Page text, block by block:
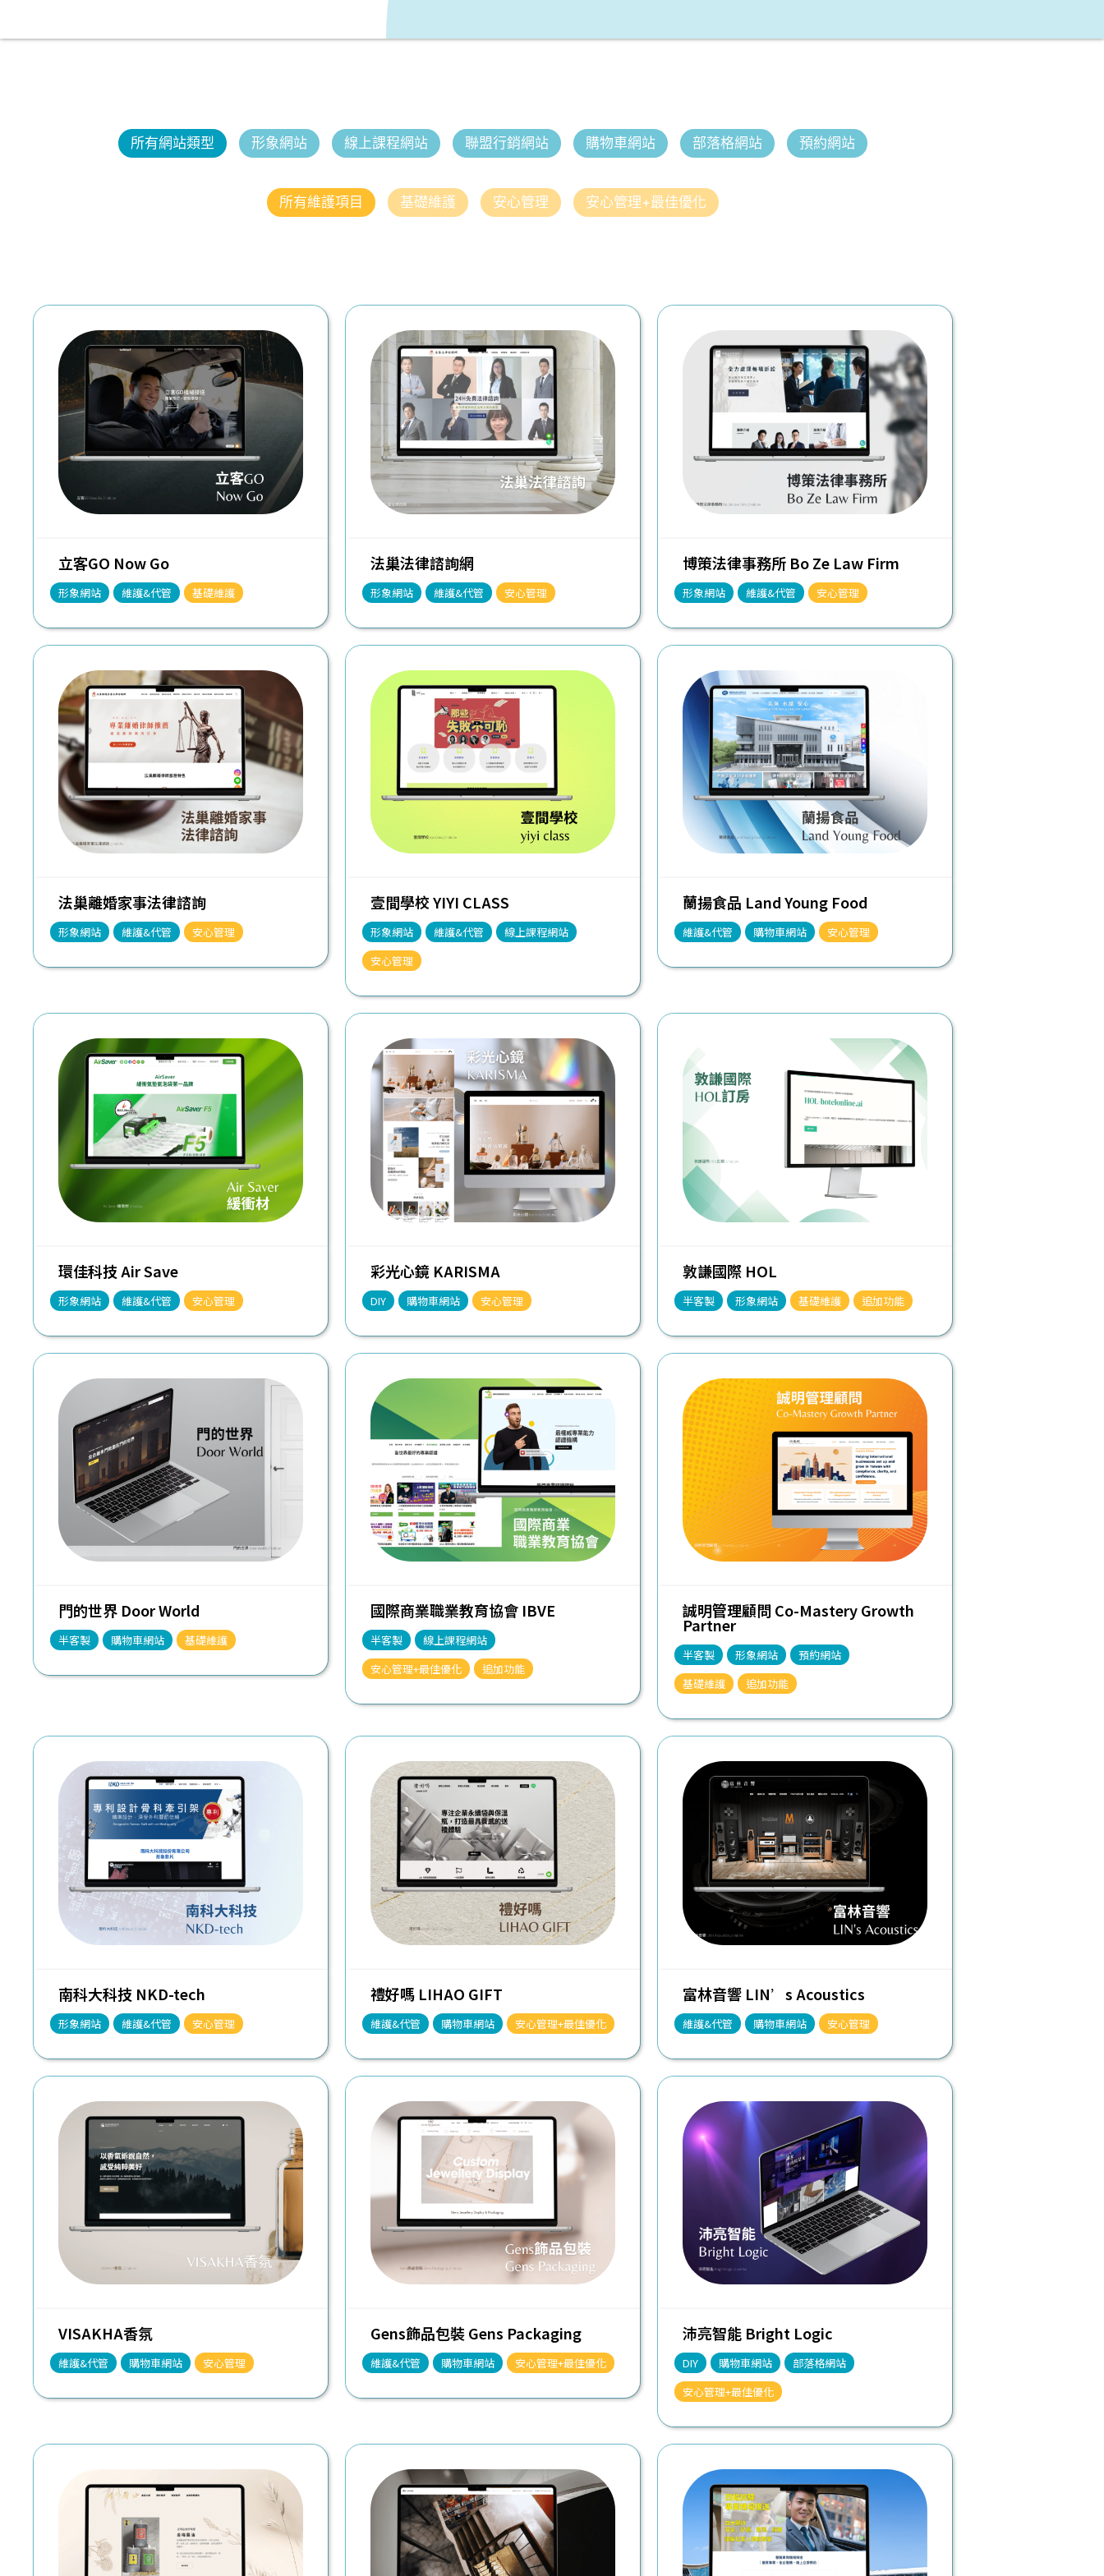
所有網站類型 形象網站 線上課程網站 聯盟行銷網站 購物車網站 部落格網站 預約網站
所有維護項目 基礎維護 安心管理 安心管理+最佳優化
立客GO Now Go
形象網站 維護&代管 基礎維護
法巢法律諮詢網
形象網站 維護&代管 安心管理
博策法律事務所 Bo Ze Law Firm
形象網站 維護&代管 安心管理
法巢離婚家事法律諮詢
形象網站 維護&代管 安心管理
壹間學校 YIYI CLASS
形象網站 維護&代管
線上課程網站
安心管理
蘭揚食品 Land Young Food
維護&代管 購物車網站 安心管理
環佳科技 Air Save
形象網站 維護&代管 安心管理
彩光心鏡 KARISMA
DIY 購物車網站 安心管理
敦謙國際 HOL
半客製 形象網站 基礎維護 追加功能
門的世界 Door World
半客製 購物車網站 基礎維護
國際商業職業教育協會 IBVE
半客製
線上課程網站
安心管理+最佳優化
追加功能
誠明管理顧問 Co-Mastery Growth
Partner
半客製 形象網站
預約網站
基礎維護
追加功能
南科大科技 NKD-tech
形象網站 維護&代管 安心管理
禮好嗎 LIHAO GIFT
維護&代管 購物車網站 安心管理+最佳優化
富林音響 LIN’s Acoustics
維護&代管 購物車網站 安心管理
VISAKHA香氛
維護&代管 購物車網站 安心管理
Gens飾品包裝 Gens Packaging
維護&代管 購物車網站 安心管理+最佳優化
沛亮智能 Bright Logic
DIY 購物車網站
部落格網站
安心管理+最佳優化